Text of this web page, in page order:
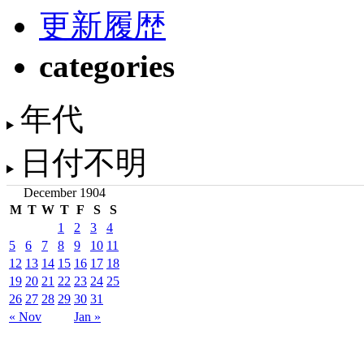
更新履歴
categories
年代
日付不明
December 1904
M T W T F S S
« Nov Jan »
1 2 3
4
5
6 7 8 9 10 11
12 13 14 15 16 17 18
19 20 21 22 23 24 25
26 27 28 29 30 31